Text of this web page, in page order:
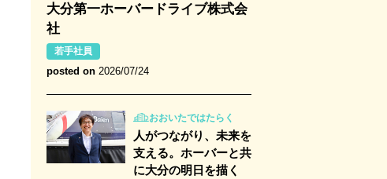
大分第一ホーバードライブ株式会
社
若手社員
posted on 2026/07/24
おおいたではたらく
人がつながり、未来を
支える。ホーバーと共
に大分の明日を描く